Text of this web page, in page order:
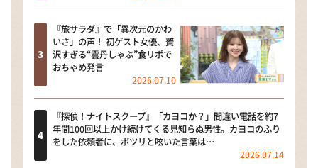
『旅サラダ』で「異次元のかわ
いさ」の声！ 初ゲスト女優、贅
沢すぎる“雲丹しゃぶ”食リポで
おちゃめ発言
2026.07.10
『探偵！ナイトスクープ』「カヨコか？」間違い電話を約7
年間100回以上かけ続けてくる見知らぬ男性。カヨコのふり
をした依頼者に、ポツリと呟いた言葉は…
2026.07.14